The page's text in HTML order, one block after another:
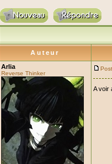
Auteur
Arlia
Reverse Thinker
A voir